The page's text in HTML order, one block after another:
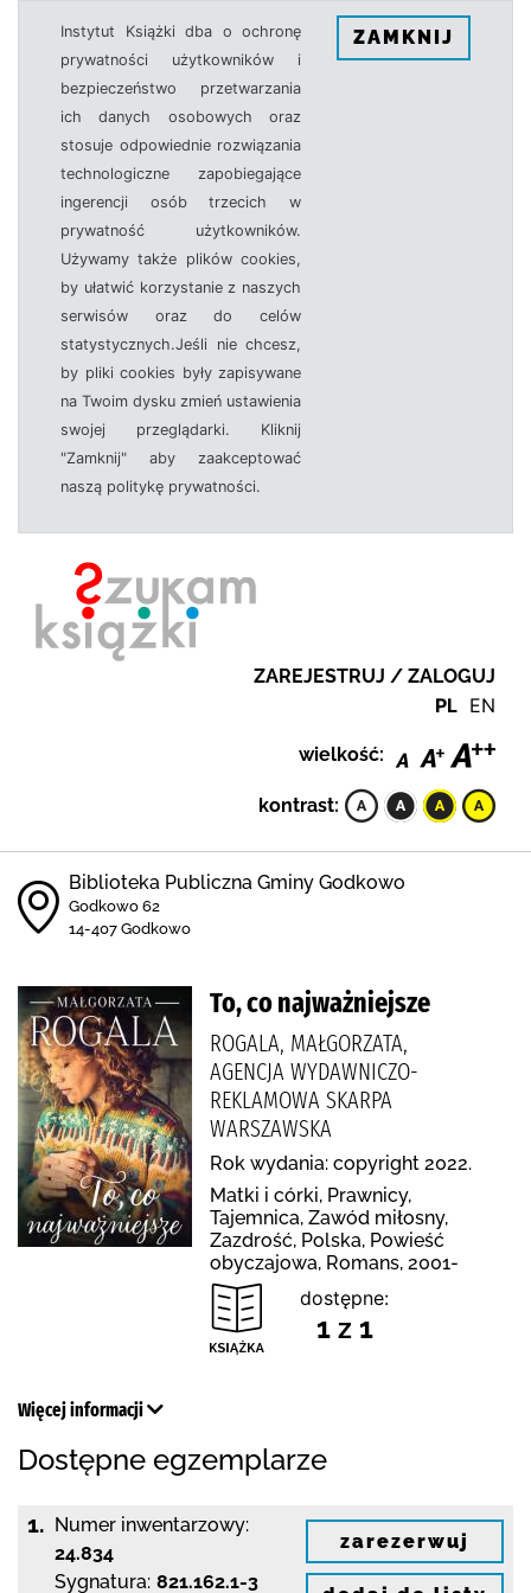
Instytut Książki dba o ochronę
prywatności użytkowników i
bezpieczeństwo przetwarzania
ich danych osobowych oraz
stosuje odpowiednie rozwiązania
technologiczne zapobiegające
ingerencji osób trzecich w
prywatność użytkowników.
Używamy także plików cookies,
by ułatwić korzystanie z naszych
serwisów oraz do celów
statystycznych.Jeśli nie chcesz,
by pliki cookies były zapisywane
na Twoim dysku zmień ustawienia
swojej przeglądarki. Kliknij
"Zamknij" aby zaakceptować
naszą politykę prywatności.
ZAMKNIJ
ZAREJESTRUJ / ZALOGUJ
PL EN
wielkość:
kontrast:
Biblioteka Publiczna Gminy Godkowo
Godkowo 62
14-407 Godkowo
To, co najważniejsze
ROGALA, MAŁGORZATA,
AGENCJA WYDAWNICZO-
REKLAMOWA SKARPA
WARSZAWSKA
Rok wydania: copyright 2022.
Matki i córki, Prawnicy,
Tajemnica, Zawód miłosny,
Zazdrość, Polska, Powieść
obyczajowa, Romans, 2001-
dostępne:
1 z 1
Więcej informacji
Dostępne egzemplarze
1. Numer inwentarzowy:
24.834
Sygnatura: 821.162.1-3
zarezerwuj